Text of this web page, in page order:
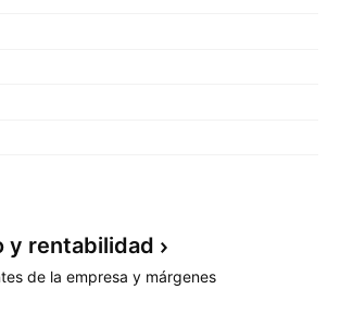
y rentabilidad
de la empresa y márgenes